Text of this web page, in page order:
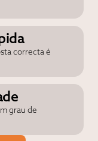
correcta é
grau de